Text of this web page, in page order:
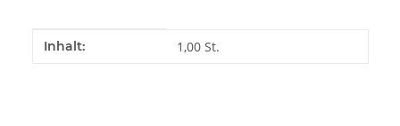
Produkteigenschaft
Wert
Inhalt: 1,00 St.